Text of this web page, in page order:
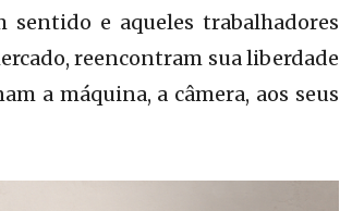
sentido e aqueles trabalhadores
reencontram sua liberdade
a máquina, a câmera, aos seus